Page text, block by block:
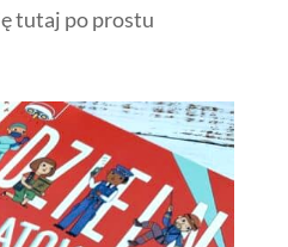
tutaj po prostu